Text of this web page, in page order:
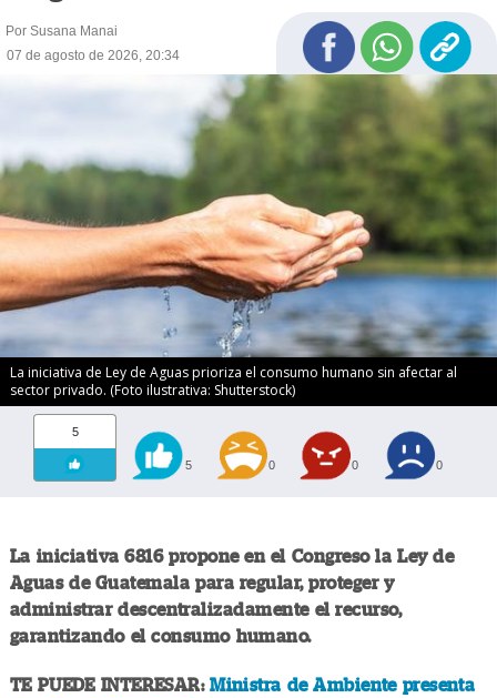
Por Susana Manai
07 de agosto de 2026, 20:34
La iniciativa de Ley de Aguas prioriza el consumo humano sin afectar al
sector privado. (Foto ilustrativa: Shutterstock)
5
5 0 0 0
La iniciativa 6816 propone en el Congreso la Ley de
Aguas de Guatemala para regular, proteger y
administrar descentralizadamente el recurso,
garantizando el consumo humano.
TE PUEDE INTERESAR:Ministra de Ambiente presenta